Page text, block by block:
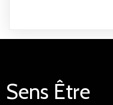
Sens Être